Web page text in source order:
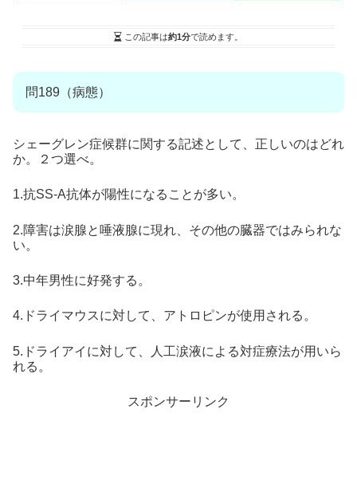
この記事は約1分で読めます。
問189（病態）
シェーグレン症候群に関する記述として、正しいのはどれ
か。２つ選べ。
1.抗SS-A抗体が陽性になることが多い。
2.障害は涙腺と唾液腺に現れ、その他の臓器ではみられな
い。
3.中年男性に好発する。
4.ドライマウスに対して、アトロピンが使用される。
5.ドライアイに対して、人工涙液による対症療法が用いら
れる。
スポンサーリンク